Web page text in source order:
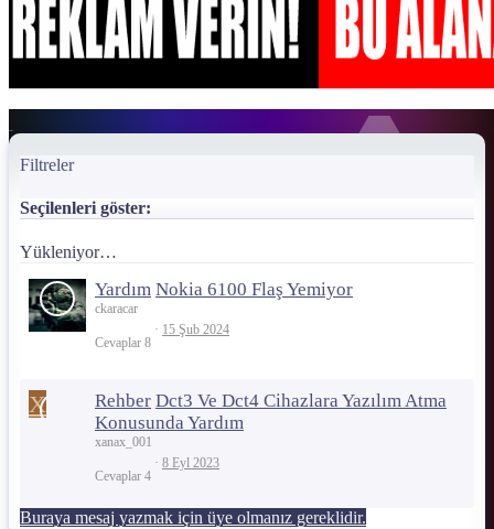
Filtreler
Seçilenleri göster:
Yükleniyor…
Yardım Nokia 6100 Flaş Yemiyor
ckaracar
Cevaplar 8
15 Şub 2024
X Rehber Dct3 Ve Dct4 Cihazlara Yazılım Atma
Konusunda Yardım
xanax_001
Cevaplar 4
8 Eyl 2023
Buraya mesaj yazmak için üye olmanız gereklidir.